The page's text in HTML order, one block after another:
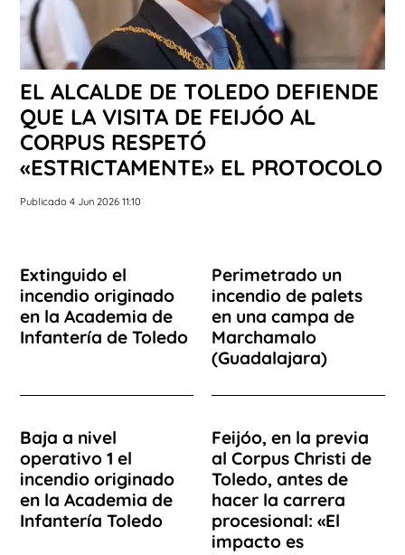
EL ALCALDE DE TOLEDO DEFIENDE
QUE LA VISITA DE FEIJÓO AL
CORPUS RESPETÓ
«ESTRICTAMENTE» EL PROTOCOLO
Publicado 4 Jun 2026 11:10
Extinguido el
incendio originado
en la Academia de
Infantería de Toledo
Perimetrado un
incendio de palets
en una campa de
Marchamalo
(Guadalajara)
Baja a nivel
operativo 1 el
incendio originado
en la Academia de
Infantería Toledo
Feijóo, en la previa
al Corpus Christi de
Toledo, antes de
hacer la carrera
procesional: «El
impacto es